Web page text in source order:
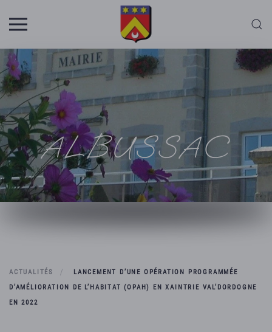
Skip to main content
ALBUSSAC
ACTUALITÉS
LANCEMENT D’UNE OPÉRATION PROGRAMMÉE
D’AMÉLIORATION DE L’HABITAT (OPAH) EN XAINTRIE VAL’DORDOGNE
EN 2022